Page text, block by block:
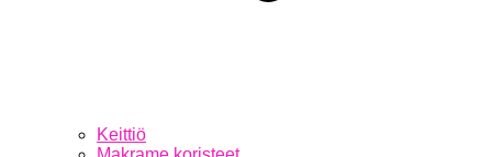
Keittiö